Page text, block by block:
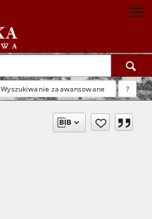
Wyszukiwanie zaawansowane ?